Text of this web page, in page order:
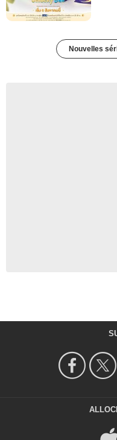
Nouvelles